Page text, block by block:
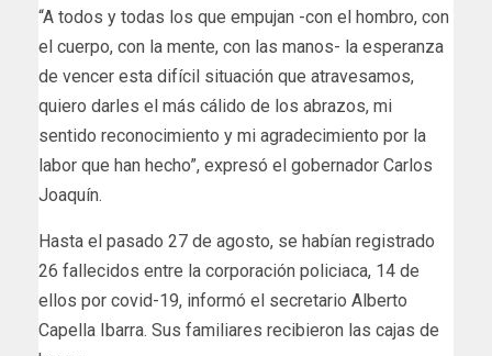
“A todos y todas los que empujan -con el hombro, con
el cuerpo, con la mente, con las manos- la esperanza
de vencer esta difícil situación que atravesamos,
quiero darles el más cálido de los abrazos, mi
sentido reconocimiento y mi agradecimiento por la
labor que han hecho”, expresó el gobernador Carlos
Joaquín.
Hasta el pasado 27 de agosto, se habían registrado
26 fallecidos entre la corporación policiaca, 14 de
ellos por covid-19, informó el secretario Alberto
Capella Ibarra. Sus familiares recibieron las cajas de